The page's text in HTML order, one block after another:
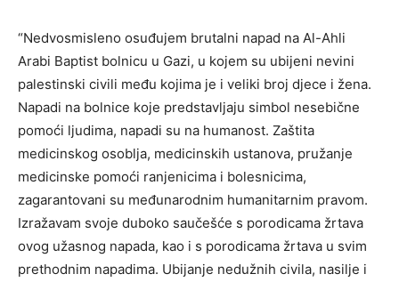
“Nedvosmisleno osuđujem brutalni napad na Al-Ahli
Arabi Baptist bolnicu u Gazi, u kojem su ubijeni nevini
palestinski civili među kojima je i veliki broj djece i žena.
Napadi na bolnice koje predstavljaju simbol nesebične
pomoći ljudima, napadi su na humanost. Zaštita
medicinskog osoblja, medicinskih ustanova, pružanje
medicinske pomoći ranjenicima i bolesnicima,
zagarantovani su međunarodnim humanitarnim pravom.
Izražavam svoje duboko saučešće s porodicama žrtava
ovog užasnog napada, kao i s porodicama žrtava u svim
prethodnim napadima. Ubijanje nedužnih civila, nasilje i